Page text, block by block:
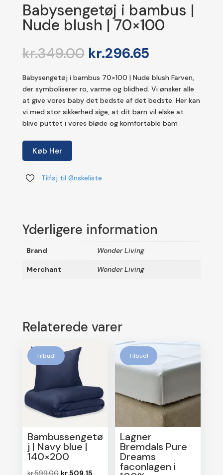
Babysengetøj i bambus |
Nude blush | 70×100
kr.349.00 Den
oprindelige
pris
var:
kr.349.00.
kr.296.65Den
pris
er:
kr.296.65.
Babysengetøj i bambus 70×100 | Nude blush Farven,
der symboliserer ro, varme og blidhed. Vi ønsker alle
at give vores baby det bedste af det bedste. Her kan
vi med stor sikkerhed sige, at dit barn vil elske at
blive puttet i vores bløde og komfortable bam
Køb Her
Tilføj til Ønskeliste
Yderligere information
Brand Wonder Living
Merchant Wonder Living
Relaterede varer
Tilbud!
Bambussengetø
j | Navy blue |
140×200
kr.599.00 Den
kr.509.15Den
Tilbud!
Lagner
Bremdals Pure
Dreams
faconlagen i